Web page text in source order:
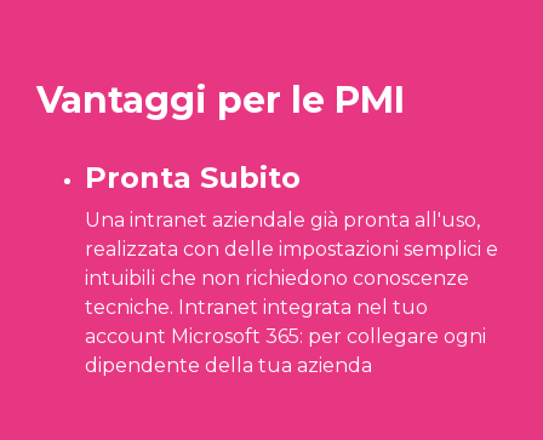
Vantaggi per le PMI
Pronta Subito
Una intranet aziendale già pronta all'uso,
realizzata con delle impostazioni semplici e
intuibili che non richiedono conoscenze
tecniche. Intranet integrata nel tuo
account Microsoft 365: per collegare ogni
dipendente della tua azienda